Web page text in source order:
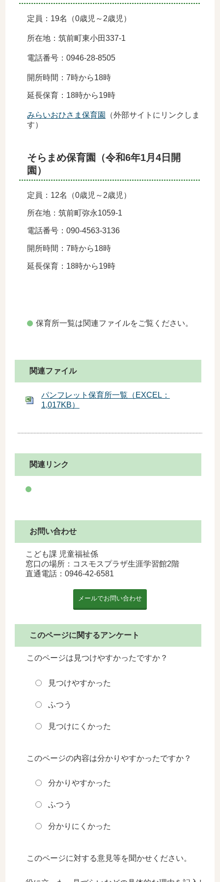
定員：19名 （0歳児～2歳児）
所在地：筑前町東小田337-1
電話番号：0946-28-8505
開所時間：7時から18時
延長保育：18時から19時
みらいおひさま保育園
（外部サイトにリンクしま
す）
そらまめ保育園（令和6年1月4日開
園）
定員：12名（0歳児～2歳児）
所在地：筑前町弥永1059-1
電話番号 ：090-4563-3136
開所時間：7時から18時
延長保育：18時から19時
保育所一覧は関連ファイルをご覧ください。
関連ファイル
パンフレット保育所一覧（EXCEL：
1,017KB）
関連リンク
お問い合わせ
こども課 児童福祉係
窓口の場所：コスモスプラザ生涯学習館2階
直通電話： 0946-42-6581
このページに関するアンケート
このページは見つけやすかったですか？
見つけやすかった
ふつう
見つけにくかった
このページの内容は分かりやすかったですか？
分かりやすかった
ふつう
分かりにくかった
このページに対する意見等を聞かせください。